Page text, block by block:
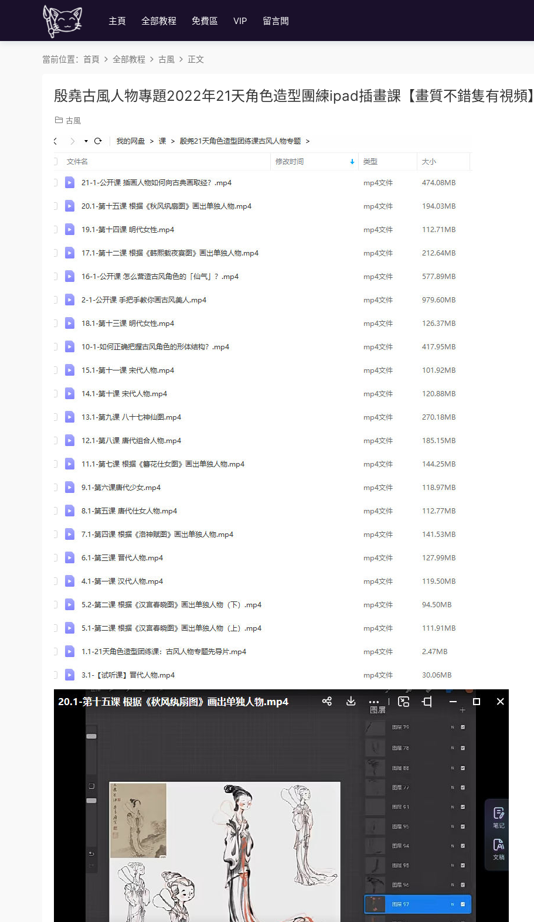
主頁 全部教程 免費區 VIP 留言闆
當前位置： 首頁 全部教程 古風 正文
殷堯古風人物專題2022年21天角色造型團練ipad插畫課【畫質不錯隻有視頻】
古風